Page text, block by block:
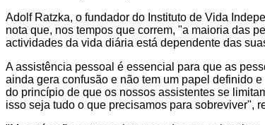
Adolf Ratzka, o fundador do Instituto de Vida
nota que, nos tempos que correm, "a maioria das
actividades da vida diária está dependente das
A assistência pessoal é essencial para que as
ainda gera confusão e não tem um papel definido
do princípio de que os nossos assistentes se
isso seja tudo o que precisamos para sobreviver",